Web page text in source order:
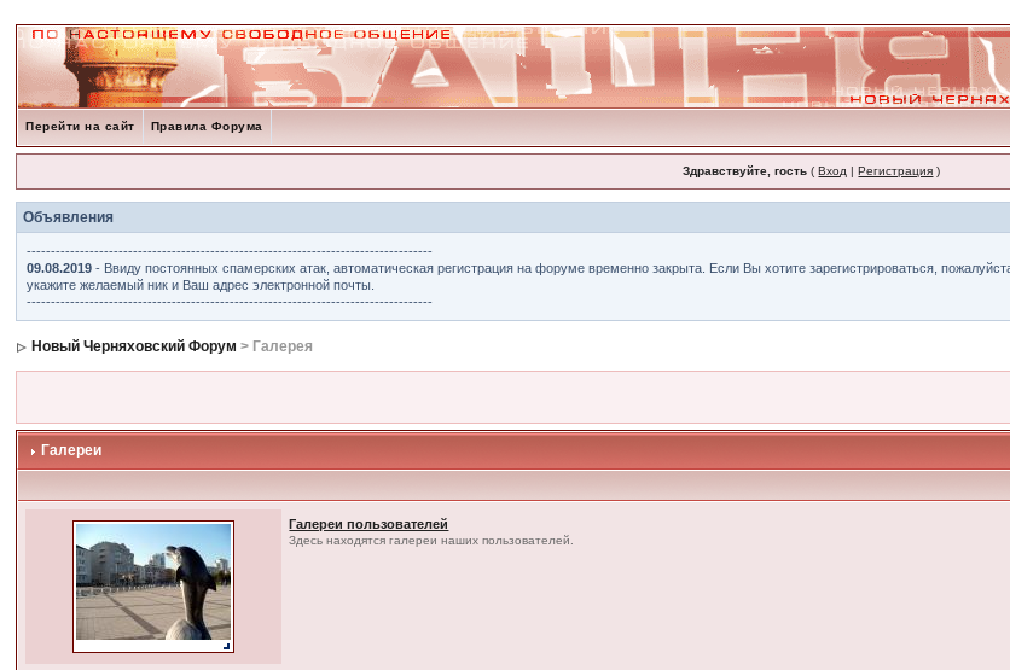
Перейти на сайт Правила Форума
Здравствуйте, гость (Вход |Регистрация )
Объявления
------------------------------------------------------------------------------------
09.08.2019 - Ввиду постоянных спамерских атак, автоматическая регистрация на форуме временно закрыта. Если Вы хотите зарегистрироваться,
укажите желаемый ник и Ваш адрес электронной почты.
------------------------------------------------------------------------------------
Новый Черняховский Форум > Галерея
Галереи
Галереи пользователей
Здесь находятся галереи наших пользователей.